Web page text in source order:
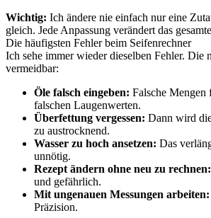
Wichtig: Ich ändere nie einfach nur eine
gleich. Jede Anpassung verändert das
Die häufigsten Fehler beim Seifenrechner
Ich sehe immer wieder dieselben Fehler. Die
vermeidbar:
Öle falsch eingeben: Falsche Mengen
falschen Laugenwerten.
Überfettung vergessen: Dann wird
zu austrocknend.
Wasser zu hoch ansetzen: Das
unnötig.
Rezept ändern ohne neu zu rechnen:
und gefährlich.
Mit ungenauen Messungen arbeiten:
Präzision.